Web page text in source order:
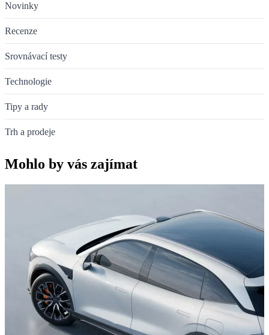
Novinky
Recenze
Srovnávací testy
Technologie
Tipy a rady
Trh a prodeje
Mohlo by vás zajímat